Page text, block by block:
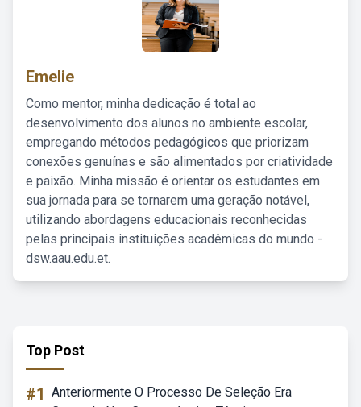
Emelie
Como mentor, minha dedicação é total ao
desenvolvimento dos alunos no ambiente escolar,
empregando métodos pedagógicos que priorizam
conexões genuínas e são alimentados por criatividade
e paixão. Minha missão é orientar os estudantes em
sua jornada para se tornarem uma geração notável,
utilizando abordagens educacionais reconhecidas
pelas principais instituições acadêmicas do mundo -
dsw.aau.edu.et.
Top Post
#1 Anteriormente O Processo De Seleção Era